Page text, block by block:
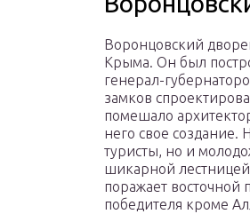
Воронцовский
Крыма. Он был
генерал-
замков
помешало
него свое создание.
туристы, но и
шикарной
поражает восточной
победителя кроме